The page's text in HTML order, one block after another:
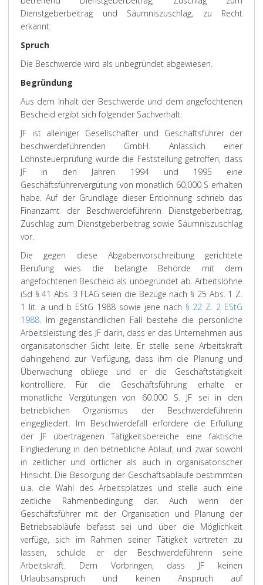
Dienstgeberbeitrag und Säumniszuschlag, zu Recht
erkannt:
Spruch
Die Beschwerde wird als unbegründet abgewiesen.
Begründung
Aus dem Inhalt der Beschwerde und dem angefochtenen
Bescheid ergibt sich folgender Sachverhalt:
JF ist alleiniger Gesellschafter und Geschäftsführer der
beschwerdeführenden GmbH. Anlässlich einer
Lohnsteuerprüfung wurde die Feststellung getroffen, dass
JF in den Jahren 1994 und 1995 eine
Geschäftsführervergütung von monatlich 60.000 S erhalten
habe. Auf der Grundlage dieser Entlohnung schrieb das
Finanzamt der Beschwerdeführerin Dienstgeberbeitrag,
Zuschlag zum Dienstgeberbeitrag sowie Säumniszuschlag
vor.
Die gegen diese Abgabenvorschreibung gerichtete
Berufung wies die belangte Behörde mit dem
angefochtenen Bescheid als unbegründet ab. Arbeitslöhne
iSd § 41 Abs. 3 FLAG seien die Bezüge nach § 25 Abs. 1 Z.
1 lit. a und b EStG 1988 sowie jene nach § 22 Z. 2 EStG
1988. Im gegenständlichen Fall bestehe die persönliche
Arbeitsleistung des JF darin, dass er das Unternehmen aus
organisatorischer Sicht leite. Er stelle seine Arbeitskraft
dahingehend zur Verfügung, dass ihm die Planung und
Überwachung obliege und er die Geschäftstätigkeit
kontrolliere. Für die Geschäftsführung erhalte er
monatliche Vergütungen von 60.000 S. JF sei in den
betrieblichen Organismus der Beschwerdeführerin
eingegliedert. Im Beschwerdefall erfordere die Erfüllung
der JF übertragenen Tätigkeitsbereiche eine faktische
Eingliederung in den betriebliche Ablauf, und zwar sowohl
in zeitlicher und örtlicher als auch in organisatorischer
Hinsicht. Die Besorgung der Geschäftsabläufe bestimmten
u.a. die Wahl des Arbeitsplatzes und stelle auch eine
zeitliche Rahmenbedingung dar. Auch wenn der
Geschäftsführer mit der Organisation und Planung der
Betriebsabläufe befasst sei und über die Möglichkeit
verfüge, sich im Rahmen seiner Tätigkeit vertreten zu
lassen, schulde er der Beschwerdeführerin seine
Arbeitskraft. Dem Vorbringen, dass JF keinen
Urlaubsanspruch und keinen Anspruch auf